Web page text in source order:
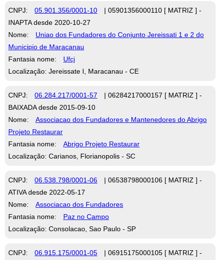
CNPJ: 05.901.356/0001-10
| 05901356000110 [ MATRIZ ] -
INAPTA desde 2020-10-27
Nome:
Uniao dos Fundadores do Conjunto Jereissati 1 e 2 do
Municipio de Maracanau
Fantasia nome:
Ufcj
Localização: Jereissate I, Maracanau - CE
CNPJ: 06.284.217/0001-57
| 06284217000157 [ MATRIZ ] -
BAIXADA desde 2015-09-10
Nome:
Associacao dos Fundadores e Mantenedores do Abrigo
Projeto Restaurar
Fantasia nome:
Abrigo Projeto Restaurar
Localização: Carianos, Florianopolis - SC
CNPJ: 06.538.798/0001-06
| 06538798000106 [ MATRIZ ] -
ATIVA desde 2022-05-17
Nome:
Associacao dos Fundadores
Fantasia nome:
Paz no Campo
Localização: Consolacao, Sao Paulo - SP
CNPJ: 06.915.175/0001-05
| 06915175000105 [ MATRIZ ] -